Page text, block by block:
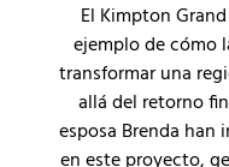
El Kimpton
ejemplo de cómo
transformar una
allá del retorno
esposa Brenda